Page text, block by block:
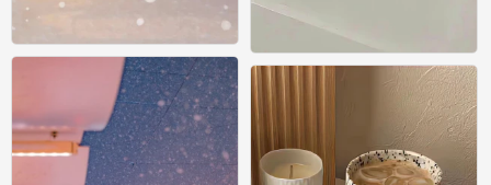
氛围感壁纸
0